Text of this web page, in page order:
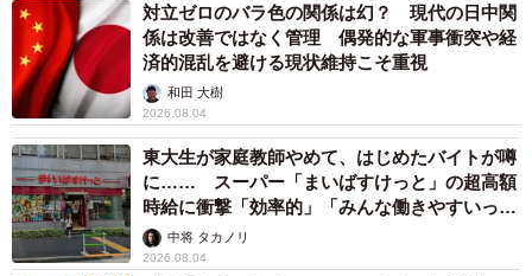
対立ゼロのバラ色の関係は幻？ 現代の日中関
係は改善ではなく管理 偶発的な軍事衝突や経
済的混乱を避ける現状維持こそ重視
和田 大樹
2026.08.04
東大生が家庭教師やめて、はじめたバイトが噂
に…… スーパー「まいばすけっと」の超高額
時給に衝撃「効率的」「みんな働きやすいって
言ってる」
中将 タカノリ
2026.08.04